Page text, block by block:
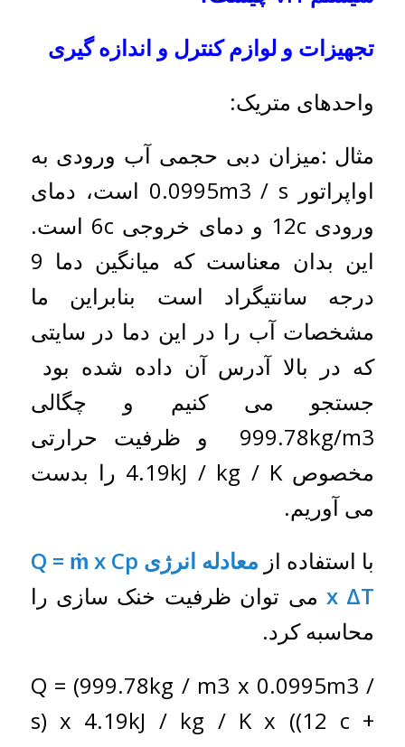
تجهیزات و لوازم کنترل و اندازه گیری
واحدهای متریک:
مثال :میزان دبی حجمی آب ورودی به
اواپراتور 0.0995m3 / s است، دمای
ورودی 12c و دمای خروجی 6c است.
این بدان معناست که میانگین دما 9
درجه سانتیگراد است بنابراین ما
مشخصات آب را در این دما در سایتی
که در بالا آدرس آن داده شده بود
جستجو می کنیم و چگالی
999.78kg/m3 و ظرفیت حرارتی
مخصوص 4.19kJ / kg / K را بدست
می آوریم.
با استفاده از
معادله انرژی Q = ṁ x Cp
x ΔTمی توان ظرفیت خنک سازی را
محاسبه کرد.
Q = (999.78kg / m3 x 0.0995m3 /
s) x 4.19kJ / kg / K x ((12 c +